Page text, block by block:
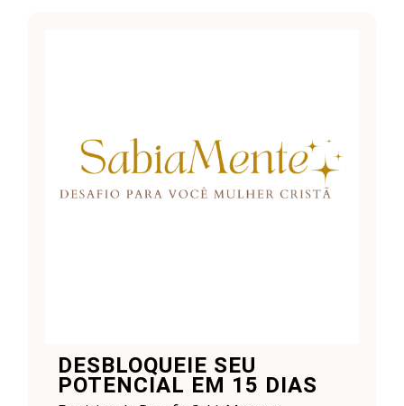
DESBLOQUEIE SEU
POTENCIAL EM 15 DIAS